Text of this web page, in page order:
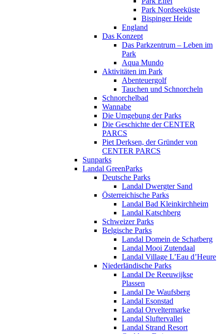
Park Nordseeküste
Bispinger Heide
England
Das Konzept
Das Parkzentrum – Leben im
Park
Aqua Mundo
Aktivitäten im Park
Abenteuergolf
Tauchen und Schnorcheln
Schnorchelbad
Wannabe
Die Umgebung der Parks
Die Geschichte der CENTER
PARCS
Piet Derksen, der Gründer von
CENTER PARCS
Sunparks
Landal GreenParks
Deutsche Parks
Landal Dwergter Sand
Österreichische Parks
Landal Bad Kleinkirchheim
Landal Katschberg
Schweizer Parks
Belgische Parks
Landal Domein de Schatberg
Landal Mooi Zutendaal
Landal Village L’Eau d’Heure
Niederländische Parks
Landal De Reeuwijkse
Plassen
Landal De Waufsberg
Landal Esonstad
Landal Orveltermarke
Landal Sluftervallei
Landal Strand Resort